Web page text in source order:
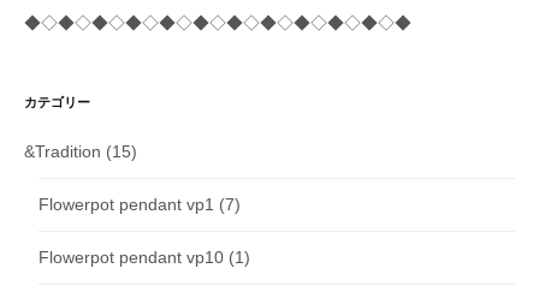
◆◇◆◇◆◇◆◇◆◇◆◇◆◇◆◇◆◇◆◇◆◇◆
カテゴリー
&Tradition (15)
Flowerpot pendant vp1 (7)
Flowerpot pendant vp10 (1)